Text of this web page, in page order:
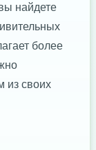
найдете
более
из своих